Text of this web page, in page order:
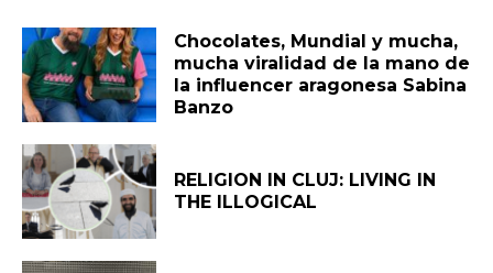
Chocolates, Mundial y mucha,
mucha viralidad de la mano de
la influencer aragonesa Sabina
Banzo
RELIGION IN CLUJ: LIVING IN
THE ILLOGICAL